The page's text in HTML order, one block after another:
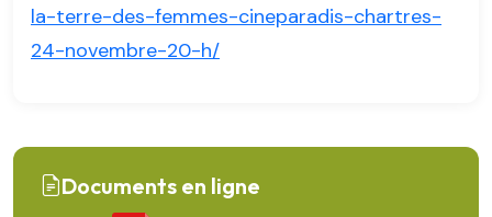
la-terre-des-femmes-cineparadis-chartres-
24-novembre-20-h/
Documents en ligne